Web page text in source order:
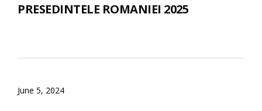
PRESEDINTELE ROMANIEI 2025
June 5, 2024